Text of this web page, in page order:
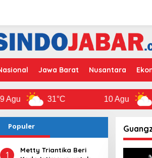
Jawa Barat Nusantara
31°C 10 Agu
Populer
1
Metty Triantika Beri